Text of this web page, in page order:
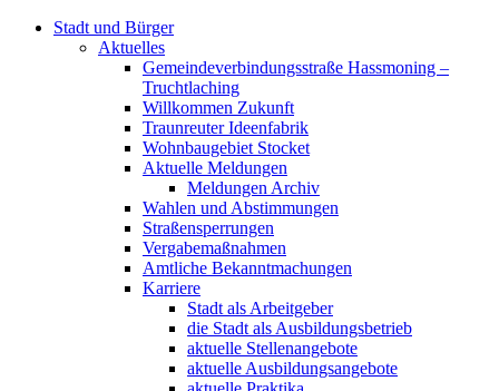
Stadt und Bürger
Aktuelles
Gemeindeverbindungsstraße Hassmoning –
Truchtlaching
Willkommen Zukunft
Traunreuter Ideenfabrik
Wohnbaugebiet Stocket
Aktuelle Meldungen
Meldungen Archiv
Wahlen und Abstimmungen
Straßensperrungen
Vergabemaßnahmen
Amtliche Bekanntmachungen
Karriere
Stadt als Arbeitgeber
die Stadt als Ausbildungsbetrieb
aktuelle Stellenangebote
aktuelle Ausbildungsangebote